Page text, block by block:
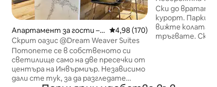
Апартамент за гости – I
nvermere
Средна оценка: 4,98 от 5,
4,98 (170)
Скрит оазис @Dream Weaver Suites
Потопете се в собственото си
светилище само на две пресечки от
центъра на Инвърмиър. Независимо
дали сте тук, за да разгледате
писти,
Ски до вратата
курорт.
вижте колата
тръгвате. Ски